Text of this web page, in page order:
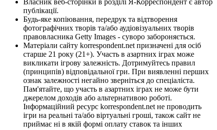
Власник веб-сторінки в розділі Я-Корреспондент є автор
публікації.
Будь-яке копіювання, передрук та відтворення
фотографічних творів та/або аудіовізуальних творів
правовласника Getty Images - суворо забороняється.
Матеріали сайту korrespondent.net призначені для осіб
старше 21 року (21+). Участь в азартних іграх може
викликати ігрову залежність. Дотримуйтесь правил
(принципів) відповідальної гри. При виявленні перших
ознак залежності негайно зверніться до спеціаліста.
Пам'ятайте, що участь в азартних іграх не може бути
джерелом доходів або альтернативою роботі.
Інформаційний ресурс korrespondent.net не проводить
ігри на реальні та/або віртуальні гроші, також сайт не
приймає ні в якій формі оплату ставок та інших